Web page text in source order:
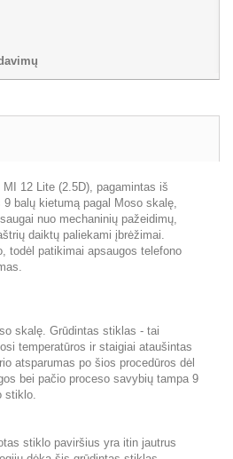
12 Lite (2.5D), pagamintas iš
balų kietumą pagal Moso skalę,
nuo mechaninių pažeidimų,
daiktų paliekami įbrėžimai.
todėl patikimai apsaugos telefono
skalę. Grūdintas stiklas - tai
temperatūros ir staigiai ataušintas
atsparumas po šios procedūros dėl
bei pačio proceso savybių tampa 9
stiklo.
stiklo paviršius yra itin jautrus